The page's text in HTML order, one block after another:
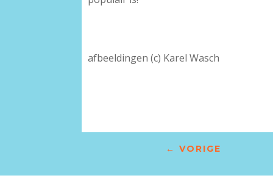
afbeeldingen (c) Karel Wasch
← VORIGE